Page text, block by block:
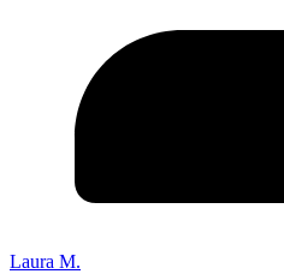
Laura M.